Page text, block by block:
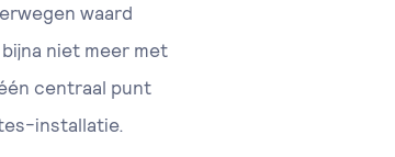
waard
niet meer met
centraal punt
installatie.